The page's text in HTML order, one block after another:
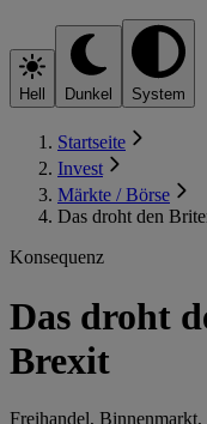
Hell Dunkel System
Startseite
Invest
Märkte / Börse
Das droht den
Konsequenz
Das droht
Brexit
Freihandel,